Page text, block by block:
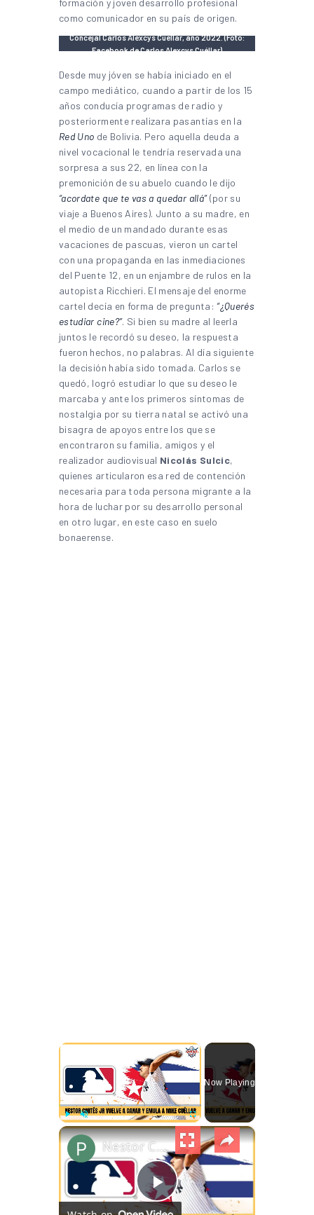
como comunicador en su país de origen.
Concejal Carlos Alexcys Cuéllar, año 2022. (Foto:
Facebook de Carlos Alexcys Cuéllar)
Desde muy jóven se había iniciado en el
campo mediático, cuando a partir de los 15
años conducía programas de radio y
posteriormente realizara pasantías en la
Red Uno de Bolivia. Pero aquella deuda a
nivel vocacional le tendría reservada una
sorpresa a sus 22, en línea con la
premonición de su abuelo cuando le dijo
“acordate que te vas a quedar allá”(por su
viaje a Buenos Aires). Junto a su madre, en
el medio de un mandado durante esas
vacaciones de pascuas, vieron un cartel
con una propaganda en las inmediaciones
del Puente 12, en un enjambre de rulos en la
autopista Ricchieri. El mensaje del enorme
cartel decía en forma de pregunta:“¿Querés
estudiar cine?”. Si bien su madre al leerla
juntos le recordó su deseo, la respuesta
fueron hechos, no palabras. Al día siguiente
la decisión había sido tomada. Carlos se
quedó, logró estudiar lo que su deseo le
marcaba y ante los primeros síntomas de
nostalgia por su tierra natal se activó una
bisagra de apoyos entre los que se
encontraron su familia, amigos y el
realizador audiovisual Nicolás Sulcic,
quienes articularon esa red de contención
necesaria para toda persona migrante a la
hora de luchar por su desarrollo personal
en otro lugar, en este caso en suelo
bonaerense.
×
Play Unmute Fullscreen
Now Playing
×
Play Video
Nestor Cortes Jr. vuelve a ganar y emula a Mike Cuellar | Pelota Cubana USA